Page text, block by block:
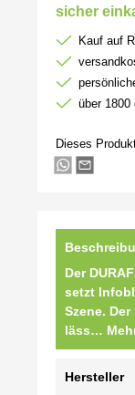
sicher
Kauf auf
über 1800
Dieses
Der
setzt
Szene.
läss…
Hersteller